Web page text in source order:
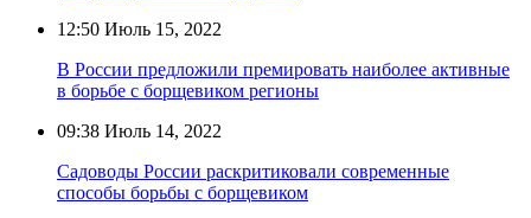
12:50 Июль 15, 2022
В России предложили премировать наиболее активные
в борьбе с борщевиком регионы
09:38 Июль 14, 2022
Садоводы России раскритиковали современные
способы борьбы с борщевиком